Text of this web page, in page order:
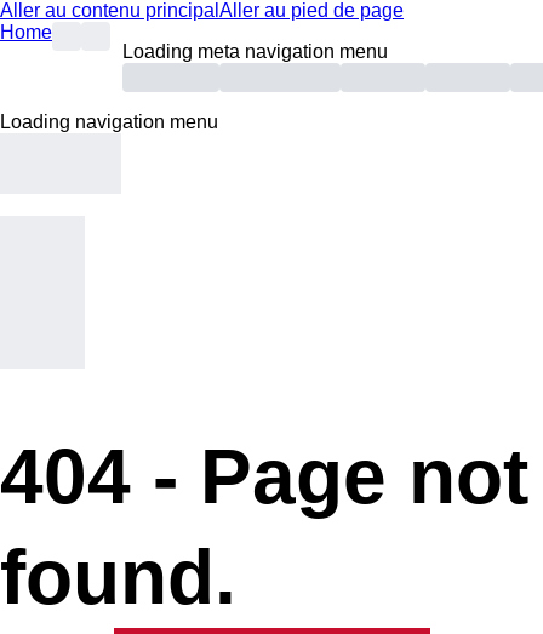
Aller au contenu principal Aller au pied de page
Home
Loading meta navigation menu
Loading navigation menu
404 - Page not
found.